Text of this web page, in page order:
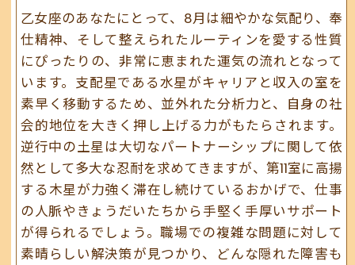
乙女座のあなたにとって、8月は細やかな気配り、奉
仕精神、そして整えられたルーティンを愛する性質
にぴったりの、非常に恵まれた運気の流れとなって
います。支配星である水星がキャリアと収入の室を
素早く移動するため、並外れた分析力と、自身の社
会的地位を大きく押し上げる力がもたらされます。
逆行中の土星は大切なパートナーシップに関して依
然として多大な忍耐を求めてきますが、第11室に高揚
する木星が力強く滞在し続けているおかげで、仕事
の人脈やきょうだいたちから手堅く手厚いサポート
が得られるでしょう。職場での複雑な問題に対して
素晴らしい解決策が見つかり、どんな隠れた障害も